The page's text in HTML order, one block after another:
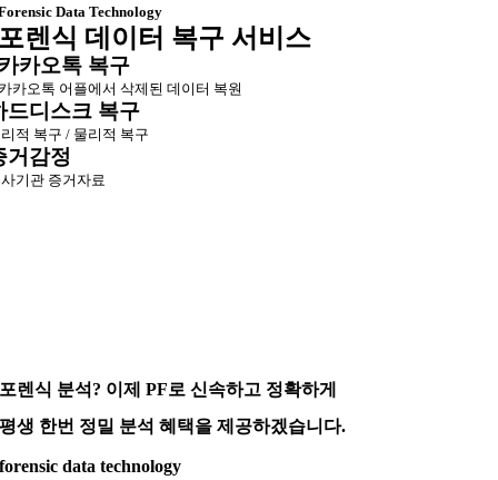
Data Technology
렌식 데이터 복구 서비스
카오톡 복구
카오톡 어플에서 삭제된 데이터 복원
드디스크 복구
적 복구 / 물리적 복구
거감정
기관 증거자료
포렌식 분석? 이제 PF로 신속하고 정확하게
평생 한번 정밀 분석 혜택을 제공하겠습니다.
forensic data technology